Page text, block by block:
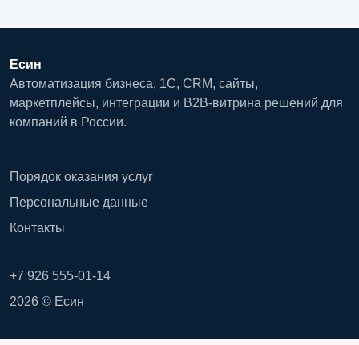
Есин
Автоматизация бизнеса, 1С, CRM, сайты,
маркетплейсы, интеграции и B2B-витрина решений для
компаний в России.
Порядок оказания услуг
Персональные данные
Контакты
+7 926 555-01-14
2026 © Есин